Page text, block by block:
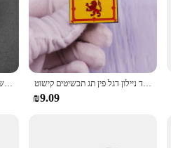
אמייל סיכת טלוויזיה הנכרי נושא פין תכשיטי סקוטלנד גדילן פרח חרב צלב Cel-טיק קשר חצאית צורת מתכת סיכות מתנות רויאל אריה משתולל סקוטלנד ניילון דגל פין תג תכשיטים קישוט
₪9.09